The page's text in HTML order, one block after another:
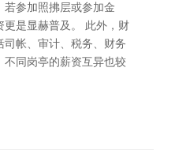
若参加照拂层或参加金
是显赫普及。 此外，财
帐、审计、税务、财务
同岗亭的薪资互异也较